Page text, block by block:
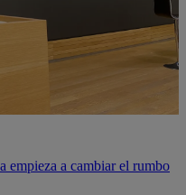
a cambiar el rumbo